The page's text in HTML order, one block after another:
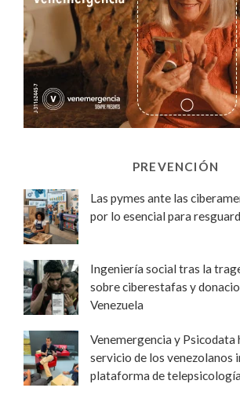
PREVENCIÓN
Las pymes ante las
por lo esencial para
Ingeniería social tras la
sobre ciberestafas y
Venezuela
Venemergencia y Psicodata
servicio de los venezolanos
plataforma de telepsicología